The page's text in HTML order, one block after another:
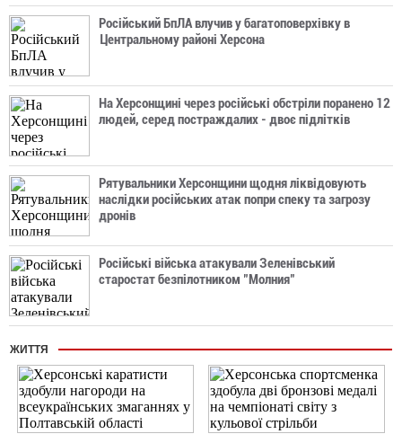
Російський БпЛА влучив у багатоповерхівку в
Центральному районі Херсона
На Херсонщині через російські обстріли поранено 12
людей, серед постраждалих - двоє підлітків
Рятувальники Херсонщини щодня ліквідовують
наслідки російських атак попри спеку та загрозу
дронів
Російські війська атакували Зеленівський
старостат безпілотником "Молния"
ЖИТТЯ